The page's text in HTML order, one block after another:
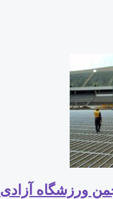
ورزشگاه آزادی